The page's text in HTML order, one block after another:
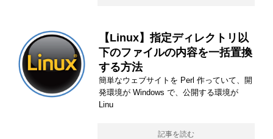
【Linux】指定ディレクトリ以
下のファイルの内容を一括置換
する方法
簡単なウェブサイトを Perl 作っていて、開
発環境が Windows で、公開する環境が
Linu
記事を読む